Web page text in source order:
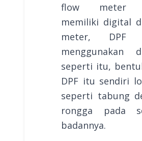
flow meter
memiliki digital
meter, DPF
menggunakan
seperti itu,
DPF itu sendiri
seperti tabung
rongga pada
badannya.